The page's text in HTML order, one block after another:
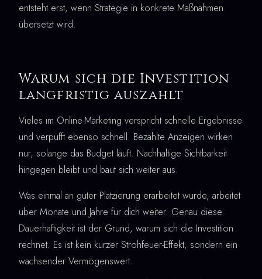
entsteht erst, wenn Strategie in konkrete Maßnahmen
übersetzt wird.
Warum sich die Investition
langfristig auszahlt
Vieles im Online-Marketing verspricht schnelle Ergebnisse
und verpufft ebenso schnell. Bezahlte Anzeigen wirken
nur, solange das Budget läuft. Nachhaltige Sichtbarkeit
hingegen bleibt und baut sich weiter aus.
Was einmal an guter Platzierung erarbeitet wurde, arbeitet
über Monate und Jahre für dich weiter. Genau diese
Dauerhaftigkeit ist der Grund, warum sich die Investition
rechnet. Es ist kein kurzer Strohfeuer-Effekt, sondern ein
wachsender Vermögenswert.